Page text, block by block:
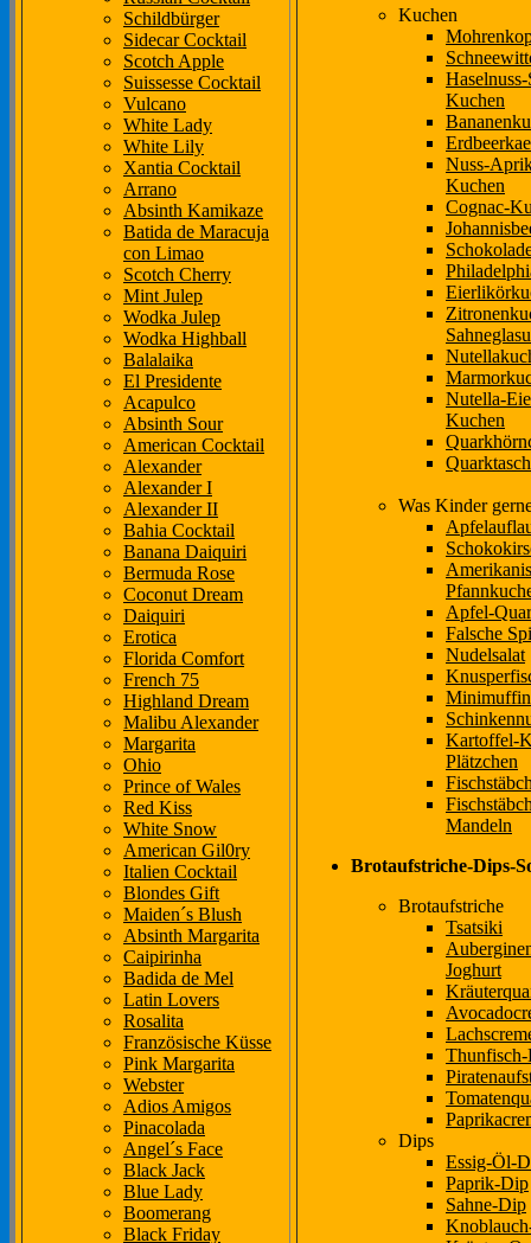
Schildbürger
Sidecar Cocktail
Scotch Apple
Suissesse Cocktail
Vulcano
White Lady
White Lily
Xantia Cocktail
Arrano
Absinth Kamikaze
Batida de Maracuja
con Limao
Scotch Cherry
Mint Julep
Wodka Julep
Wodka Highball
Balalaika
El Presidente
Acapulco
Absinth Sour
American Cocktail
Alexander
Alexander I
Alexander II
Bahia Cocktail
Banana Daiquiri
Bermuda Rose
Coconut Dream
Daiquiri
Erotica
Florida Comfort
French 75
Highland Dream
Malibu Alexander
Margarita
Ohio
Prince of Wales
Red Kiss
White Snow
American Gil0ry
Italien Cocktail
Blondes Gift
Maiden´s Blush
Absinth Margarita
Caipirinha
Badida de Mel
Latin Lovers
Rosalita
Französische Küsse
Pink Margarita
Webster
Adios Amigos
Pinacolada
Angel´s Face
Black Jack
Blue Lady
Boomerang
Black Friday
Kuchen
Kuchen
Nuss-
Kuchen
Cognac-
Nutella-
Kuchen
Was Kinder
Apfel-
Falsche
Nudelsalat
Kartoffel-
Plätzchen
Mandeln
Brotaufstriche-Dips-
Brotaufstriche
Tsatsiki
Joghurt
Dips
Essig-Öl-
Paprik-Dip
Sahne-Dip